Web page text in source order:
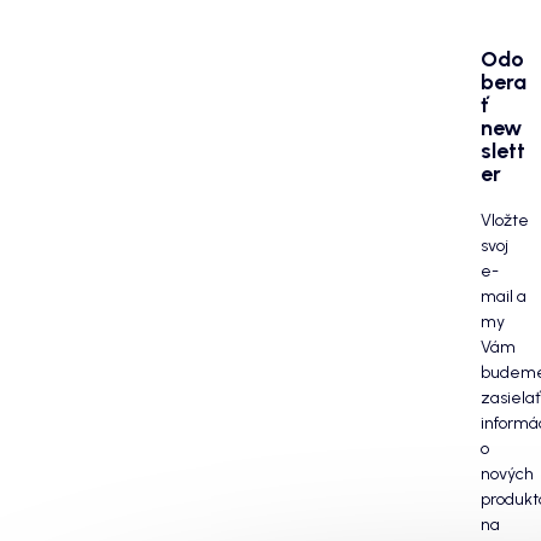
Odo
bera
ť
new
slett
er
Vložte
svoj
e-
mail a
my
Vám
zasielať
o
nových
na